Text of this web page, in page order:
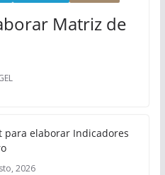
Matriz de
para elaborar Indicadores
2026